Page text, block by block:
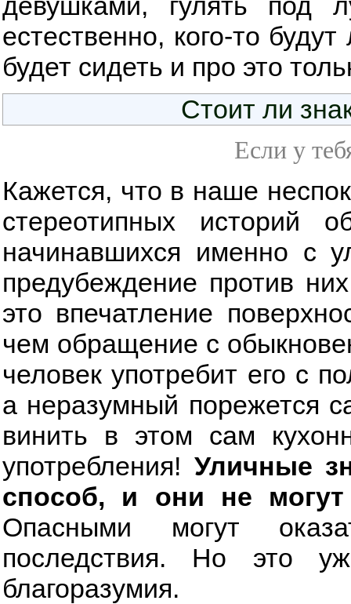
естественно, кого-то
будет сидеть и про это
Стоит ли
Если у
Кажется, что в наше
стереотипных историй
начинавшихся именно с
предубеждение против
это впечатление
чем обращение с
человек употребит его с
а неразумный порежется
винить в этом сам
употребления! Уличные
способ, и они не
Опасными могут
последствия. Но это
благоразумия.